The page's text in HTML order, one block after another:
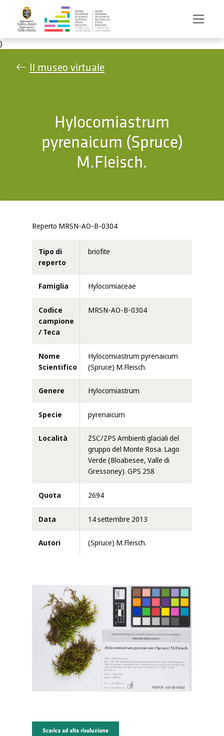
Salta al contenuto principale
}
Il museo virtuale
Hylocomiastrum
pyrenaicum (Spruce)
M.Fleisch.
Reperto MRSN-AO-B-0304
Tipo di
reperto
briofite
Famiglia Hylocomiaceae
Codice
campione
/ Teca
MRSN-AO-B-0304
Nome
Scientifico
Hylocomiastrum pyrenaicum
(Spruce) M.Fleisch.
Genere Hylocomiastrum
Specie pyrenaicum
Località
ZSC/ZPS Ambienti glaciali del
gruppo del Monte Rosa. Lago
Verde (Bloabesee, Valle di
Gressoney). GPS 258
Quota 2694
Data 14 settembre 2013
Autori (Spruce) M.Fleisch.
Scarica ad alta risoluzione